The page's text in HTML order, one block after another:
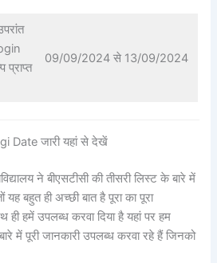
प्राप्त
09/09/2024 से 13/09/2024
Date जारी यहां से देखें
ने बीएसटीसी की तीसरी लिस्ट के बारे में
यह बहुत ही अच्छी बात है पूरा का पूरा
ही हमें उपलब्ध करवा दिया है यहां पर हम
में पूरी जानकारी उपलब्ध करवा रहे हैं जिनको